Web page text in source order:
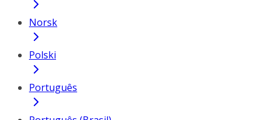
Norsk
Polski
Português